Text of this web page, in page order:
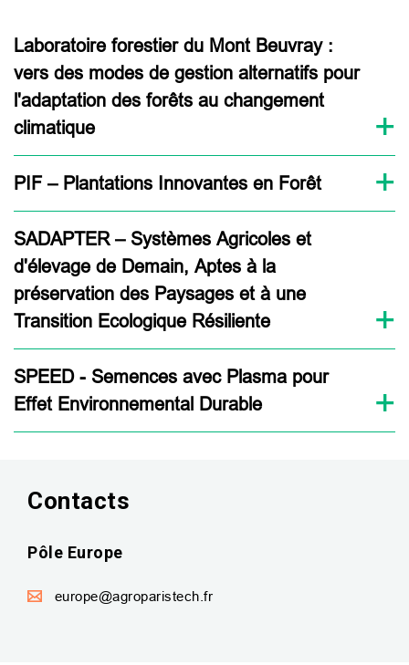
Laboratoire forestier du Mont Beuvray :
vers des modes de gestion alternatifs pour
l'adaptation des forêts au changement
climatique
PIF – Plantations Innovantes en Forêt
SADAPTER – Systèmes Agricoles et
d'élevage de Demain, Aptes à la
préservation des Paysages et à une
Transition Ecologique Résiliente
SPEED - Semences avec Plasma pour
Effet Environnemental Durable
Contacts
Pôle Europe
europe@agroparistech.fr